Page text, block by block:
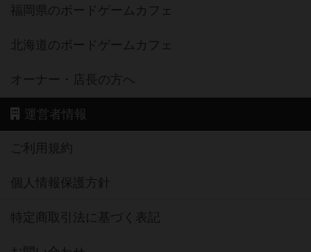
福岡県のボードゲームカフェ
北海道のボードゲームカフェ
オーナー・店長の方へ
運営者情報
ご利用規約
個人情報保護方針
特定商取引法に基づく表記